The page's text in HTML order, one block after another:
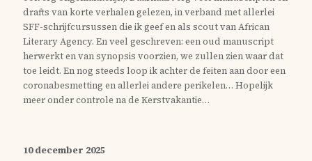
drafts van korte verhalen gelezen, in verband met allerlei
SFF-schrijfcursussen die ik geef en als scout van African
Literary Agency. En veel geschreven: een oud manuscript
herwerkt en van synopsis voorzien, we zullen zien waar dat
toe leidt. En nog steeds loop ik achter de feiten aan door een
coronabesmetting en allerlei andere perikelen… Hopelijk
meer onder controle na de Kerstvakantie…
10 december 2025